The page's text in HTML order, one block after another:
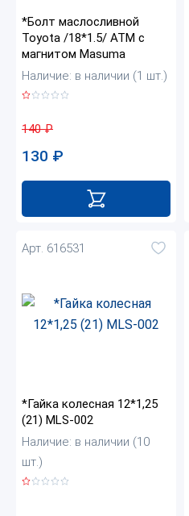
*Болт маслосливной
Toyota /18*1.5/ ATM с
магнитом Masuma
Наличие: в наличии (1 шт.)
140₽
130 ₽
Арт. 616531
*Гайка колесная 12*1,25
(21) MLS-002
Наличие: в наличии (10
шт.)